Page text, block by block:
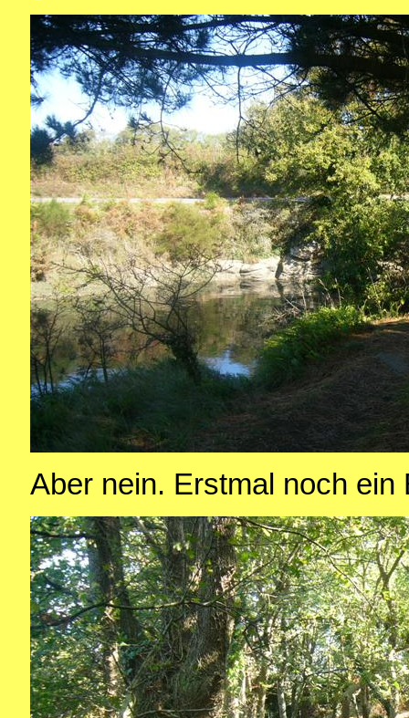
Aber nein. Erstmal noch